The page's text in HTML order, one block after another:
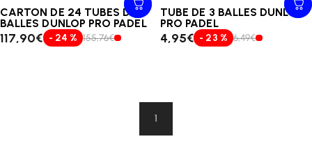
CARTON DE 24 TUBES DE 3
BALLES DUNLOP PRO PADEL
117,90€ - 24 % 155,76€
TUBE DE 3 BALLES DUNLOP
PRO PADEL
4,95€ - 23 % 6,49€
1